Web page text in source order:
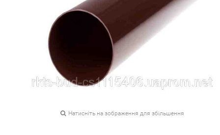
Натисніть на зображення для збільшення